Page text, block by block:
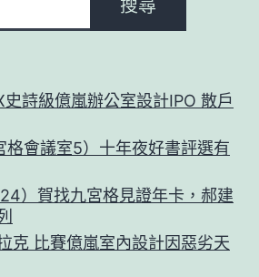
搜尋
詩級億嵐辦公室設計IPO 散戶
格會議室5）十年夜好書評選有
）賀找九宮格見證年卡，郝建
克 比賽億嵐室內設計因惡劣天